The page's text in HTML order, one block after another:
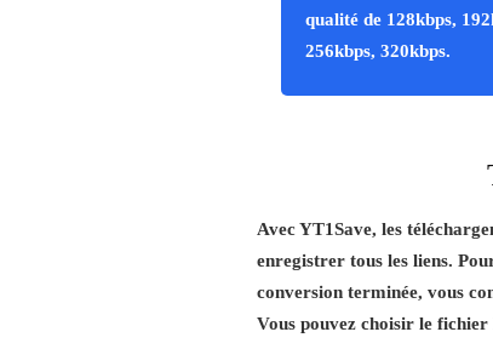
qualité de 128kbps,
256kbps, 320kbps.
Avec YT1Save, les
enregistrer tous les liens.
conversion terminée, vous
Vous pouvez choisir le